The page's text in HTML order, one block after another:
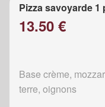
Pizza savoyarde 1
13.50 €
Base crème,
terre, oignons